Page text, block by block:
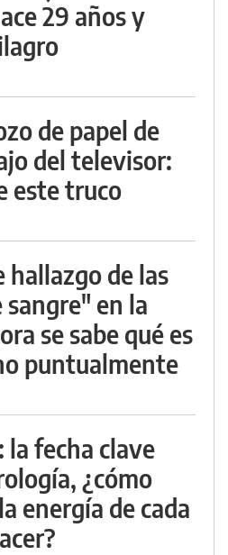
29 años y
de papel de
del televisor:
este truco
de las
en la
se sabe qué es
puntualmente
fecha clave
¿cómo
energía de cada